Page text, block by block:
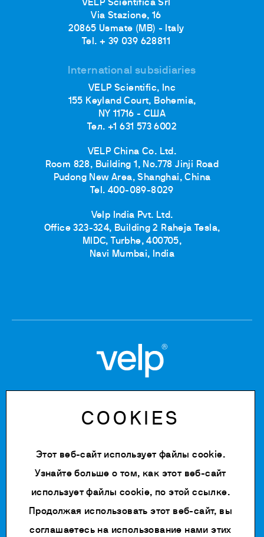
VELP Scientifica Srl
Via Stazione, 16
20865 Usmate (MB) - Italy
Tel. + 39 039 628811
International subsidiaries
VELP Scientific, Inc
155 Keyland Court, Bohemia,
NY 11716 - США
Тел. +1 631 573 6002
VELP China Co. Ltd.
Room 828, Building 1, No.778 Jinji Road
Pudong New Area, Shanghai, China
Tel. 400-089-8029
Velp India Pvt. Ltd.
Office 323-324, Building 2 Raheja Tesla,
MIDC, Turbhe, 400705,
Navi Mumbai, India
Tax Code: 06955700155
REA number: MB-1129804
Paid up share capital: € 500.000 fully paid.
Политика конфиденциальности
Cookie Policy
COOKIES
Этот веб-сайт использует файлы cookie.
Узнайте больше о том, как этот веб-сайт
использует файлы cookie, поэтой ссылке.
Продолжая использовать этот веб-сайт, вы
соглашаетесь на использование нами этих